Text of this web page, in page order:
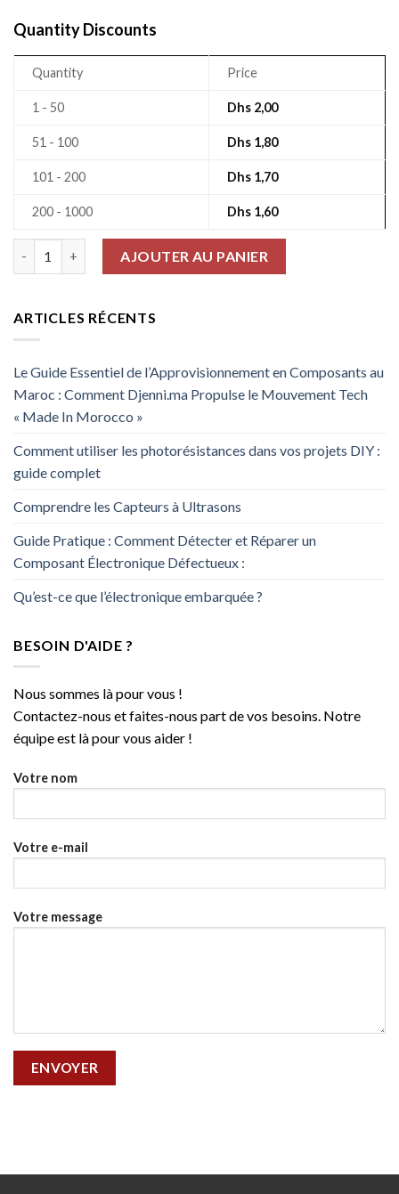
Quantity Discounts
Quantity Price
1 - 50 Dhs 2,00
51 - 100 Dhs 1,80
101 - 200 Dhs 1,70
200 - 1000 Dhs 1,60
AJOUTER AU PANIER
ARTICLES RÉCENTS
Le Guide Essentiel de l’Approvisionnement en Composants au
Maroc : Comment Djenni.ma Propulse le Mouvement Tech
« Made In Morocco »
Comment utiliser les photorésistances dans vos projets DIY :
guide complet
Comprendre les Capteurs à Ultrasons
Guide Pratique : Comment Détecter et Réparer un
Composant Électronique Défectueux :
Qu’est-ce que l’électronique embarquée ?
BESOIN D'AIDE ?
Nous sommes là pour vous !
Contactez-nous et faites-nous part de vos besoins. Notre
équipe est là pour vous aider !
Votre nom
Votre e-mail
Votre message